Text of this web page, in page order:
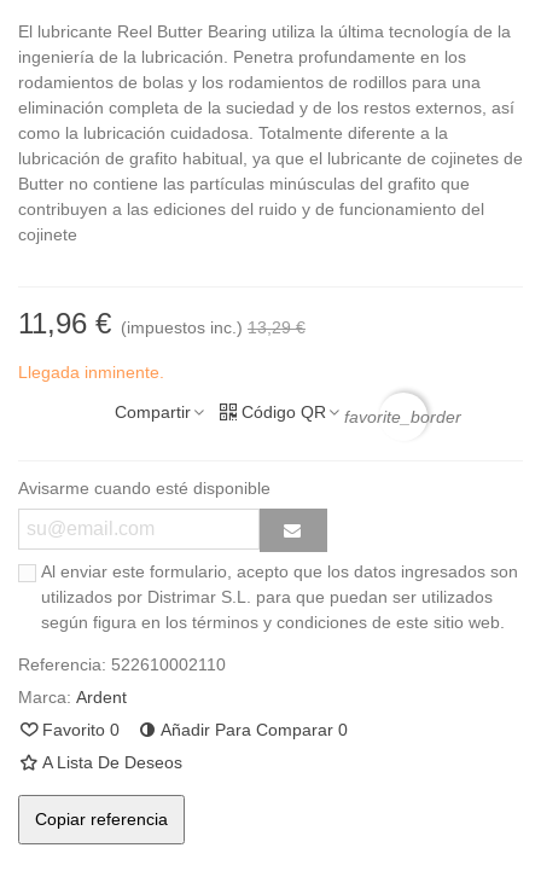
El lubricante Reel Butter Bearing utiliza la última tecnología de la
ingeniería de la lubricación. Penetra profundamente en los
rodamientos de bolas y los rodamientos de rodillos para una
eliminación completa de la suciedad y de los restos externos, así
como la lubricación cuidadosa. Totalmente diferente a la
lubricación de grafito habitual, ya que el lubricante de cojinetes de
Butter no contiene las partículas minúsculas del grafito que
contribuyen a las ediciones del ruido y de funcionamiento del
cojinete
11,96 € (impuestos inc.) 13,29 €
Llegada inminente.
Compartir Código QR favorite_border
Avisarme cuando esté disponible
Al enviar este formulario, acepto que los datos ingresados son
utilizados por Distrimar S.L. para que puedan ser utilizados
según figura en los términos y condiciones de este sitio web.
Referencia: 522610002110
Marca: Ardent
Favorito 0 Añadir Para Comparar 0
A Lista De Deseos
Copiar referencia